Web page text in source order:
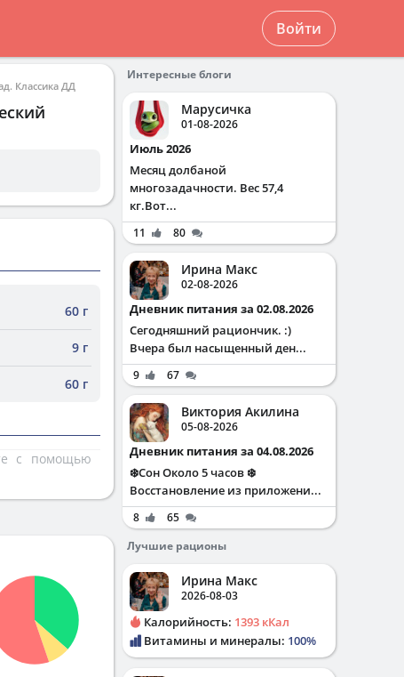
Войти
Классика ДД
60 г
9 г
60 г
с помощью
Интересные блоги
Марусичка
01-08-2026
Июль 2026
Месяц долбаной
многозадачности. Вес 57,4
кг.Вот...
11 80
Ирина Макс
02-08-2026
Дневник питания за 02.08.2026
Сегодняшний рациончик. :)
Вчера был насыщенный ден...
9 67
Виктория Акилина
05-08-2026
Дневник питания за 04.08.2026
❄️Сон Около 5 часов ❄️
Восстановление из приложени...
8
65
Лучшие рационы
Ирина Макс
2026-08-03
Калорийность: 1393 кКал
Витамины и минералы: 100%